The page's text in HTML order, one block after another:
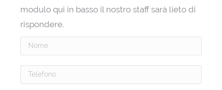
modulo qui in basso il nostro staff sarà lieto di
rispondere.